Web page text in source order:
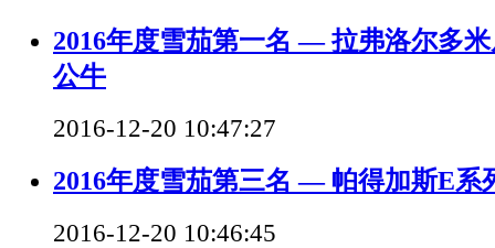
2016年度雪茄第一名 — 拉弗洛尔多
公牛
2016-12-20 10:47:27
2016年度雪茄第三名 — 帕得加斯E系
2016-12-20 10:46:45